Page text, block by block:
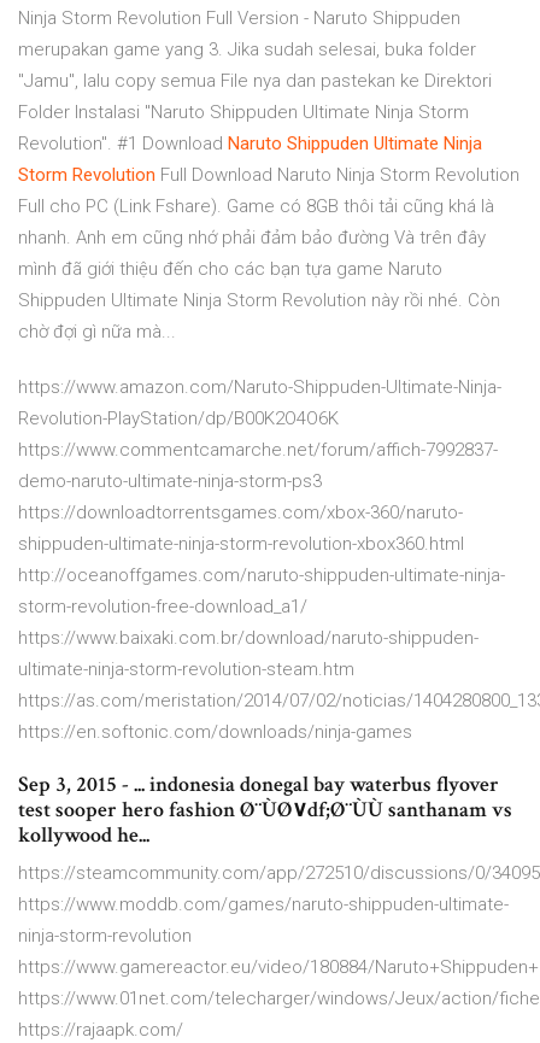
Ninja Storm Revolution Full Version - Naruto Shippuden
merupakan game yang 3. Jika sudah selesai, buka folder
"Jamu", lalu copy semua File nya dan pastekan ke Direktori
Folder Instalasi "Naruto Shippuden Ultimate Ninja Storm
Revolution". #1 Download Naruto Shippuden Ultimate Ninja
Storm Revolution Full Download Naruto Ninja Storm Revolution
Full cho PC (Link Fshare). Game có 8GB thôi tải cũng khá là
nhanh. Anh em cũng nhớ phải đảm bảo đường Và trên đây
mình đã giới thiệu đến cho các bạn tựa game Naruto
Shippuden Ultimate Ninja Storm Revolution này rồi nhé. Còn
chờ đợi gì nữa mà...
https://www.amazon.com/Naruto-Shippuden-Ultimate-Ninja-
Revolution-PlayStation/dp/B00K2O4O6K
https://www.commentcamarche.net/forum/affich-7992837-
demo-naruto-ultimate-ninja-storm-ps3
https://downloadtorrentsgames.com/xbox-360/naruto-
shippuden-ultimate-ninja-storm-revolution-xbox360.html
http://oceanoffgames.com/naruto-shippuden-ultimate-ninja-
storm-revolution-free-download_a1/
https://www.baixaki.com.br/download/naruto-shippuden-
ultimate-ninja-storm-revolution-steam.htm
https://as.com/meristation/2014/07/02/noticias/
https://en.softonic.com/downloads/ninja-games
Sep 3, 2015 - ... indonesia donegal bay waterbus flyover
test sooper hero fashion Ø¨ÙØ∨df;Ø¨ÙÙ santhanam vs
kollywood he...
https://steamcommunity.com/app/272510/discussions/0/
https://www.moddb.com/games/naruto-shippuden-ultimate-
ninja-storm-revolution
https://www.gamereactor.eu/video/180884/
https://www.01net.com/telecharger/windows/Jeux/action/
https://rajaapk.com/